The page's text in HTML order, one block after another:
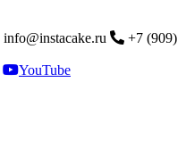
info@instacake.ru
+7 (909)
YouTube